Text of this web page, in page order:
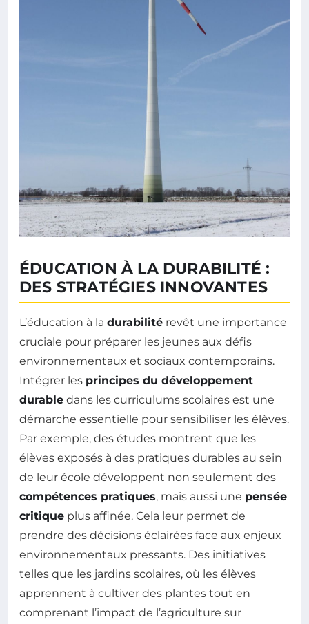
ÉDUCATION À LA DURABILITÉ :
DES STRATÉGIES INNOVANTES
L’éducation à la durabilité revêt une importance
cruciale pour préparer les jeunes aux défis
environnementaux et sociaux contemporains.
Intégrer les principes du développement
durable dans les curriculums scolaires est une
démarche essentielle pour sensibiliser les élèves.
Par exemple, des études montrent que les
élèves exposés à des pratiques durables au sein
de leur école développent non seulement des
compétences pratiques, mais aussi une pensée
critique plus affinée. Cela leur permet de
prendre des décisions éclairées face aux enjeux
environnementaux pressants. Des initiatives
telles que les jardins scolaires, où les élèves
apprennent à cultiver des plantes tout en
comprenant l’impact de l’agriculture sur